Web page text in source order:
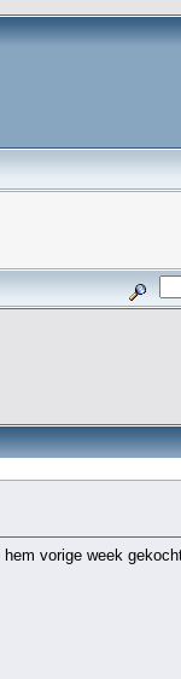
vorige week